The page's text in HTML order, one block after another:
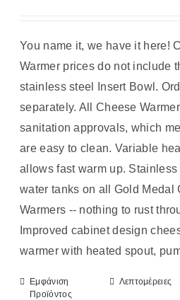
You name it, we have it here!
Warmer prices do not include
stainless steel Insert Bowl.
separately. All Cheese
sanitation approvals, which
are easy to clean. Variable
allows fast warm up. Stainless
water tanks on all Gold Medal
Warmers -- nothing to rust
Improved cabinet design
warmer with heated spout,
Εμφάνιση
Προϊόντος
Λεπτομέρειες